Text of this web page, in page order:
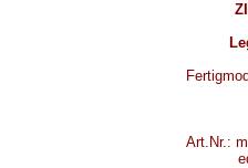
Art.Nr.: